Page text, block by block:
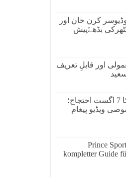
کرن خان اور
بڈھےًپیش
اور قابلِ تعریف
جماعت اسلامی کا 7 اگست احتجاج؛
ویڈیو پیغام
Prince
kompletter Guide